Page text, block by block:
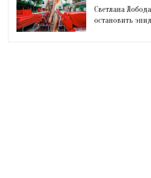
Светлана
остановить